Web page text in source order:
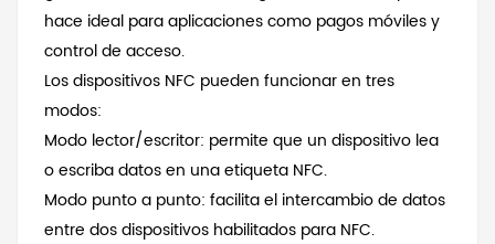
hace ideal para aplicaciones como pagos móviles y
control de acceso.
Los dispositivos NFC pueden funcionar en tres
modos:
Modo lector/escritor: permite que un dispositivo lea
o escriba datos en una etiqueta NFC.
Modo punto a punto: facilita el intercambio de datos
entre dos dispositivos habilitados para NFC.